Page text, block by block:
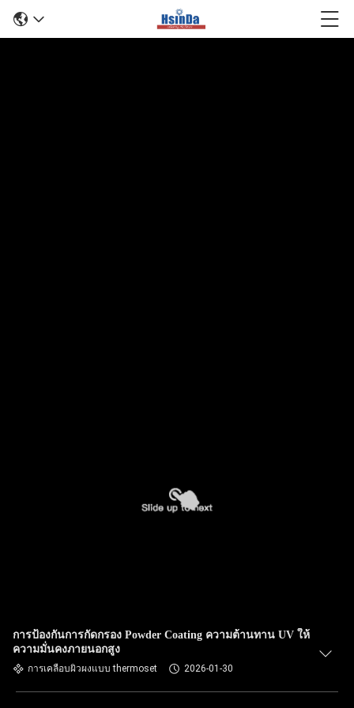
การป้องกันการกัดกรอง Powder Coating ความต้านทาน UV ให้
ความมั่นคงภายนอกสูง
การเคลือบผิวผงแบบ thermoset 2026-01-30